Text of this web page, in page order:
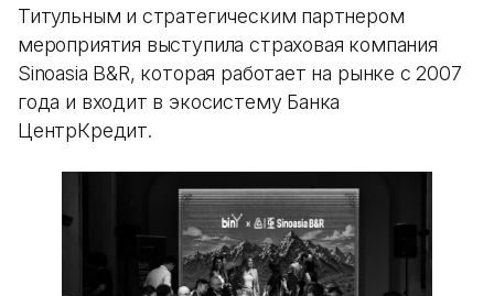
Титульным и стратегическим партнером
мероприятия выступила страховая компания
Sinoasia B&R, которая работает на рынке с 2007
года и входит в экосистему Банка
ЦентрКредит.